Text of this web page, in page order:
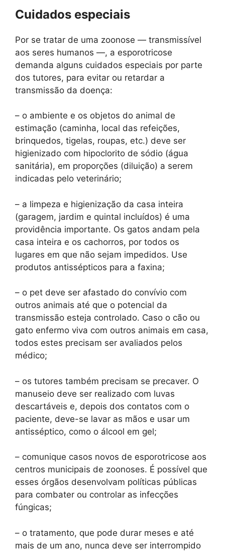
Cuidados especiais
Por se tratar de uma zoonose — transmissível
aos seres humanos —, a esporotricose
demanda alguns cuidados especiais por parte
dos tutores, para evitar ou retardar a
transmissão da doença:
– o ambiente e os objetos do animal de
estimação (caminha, local das refeições,
brinquedos, tigelas, roupas, etc.) deve ser
higienizado com hipoclorito de sódio (água
sanitária), em proporções (diluição) a serem
indicadas pelo veterinário;
– a limpeza e higienização da casa inteira
(garagem, jardim e quintal incluídos) é uma
providência importante. Os gatos andam pela
casa inteira e os cachorros, por todos os
lugares em que não sejam impedidos. Use
produtos antissépticos para a faxina;
– o pet deve ser afastado do convívio com
outros animais até que o potencial da
transmissão esteja controlado. Caso o cão ou
gato enfermo viva com outros animais em casa,
todos estes precisam ser avaliados pelos
médico;
– os tutores também precisam se precaver. O
manuseio deve ser realizado com luvas
descartáveis e, depois dos contatos com o
paciente, deve-se lavar as mãos e usar um
antisséptico, como o álcool em gel;
– comunique casos novos de esporotricose aos
centros municipais de zoonoses. É possível que
esses órgãos desenvolvam políticas públicas
para combater ou controlar as infecções
fúngicas;
– o tratamento, que pode durar meses e até
mais de um ano, nunca deve ser interrompido